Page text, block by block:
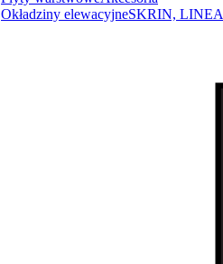
Okładziny elewacyjneSKRIN, LINEA